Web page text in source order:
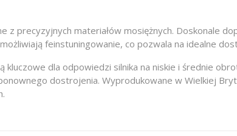
precyzyjnych materiałów mosiężnych. Doskonale
feinstuningowanie, co pozwala na idealne
dla odpowiedzi silnika na niskie i średnie
dostrojenia. Wyprodukowane w Wielkiej